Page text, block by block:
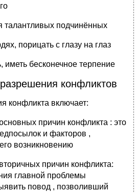
талантливых подчинённых
порицать с глазу на глаз
иметь бесконечное терпение
конфликтов
конфликта включает:
причин конфликта : это
и факторов ,
возникновению
причин конфликта:
главной проблемы
повод , позволивший